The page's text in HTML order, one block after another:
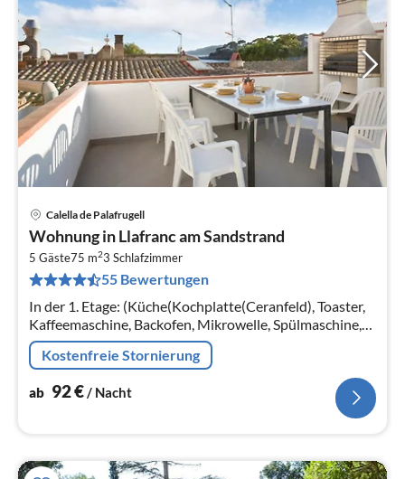
Calella de Palafrugell
Wohnung in Llafranc am Sandstrand
5 Gäste75 m23 Schlafzimmer
55 Bewertungen
In der 1. Etage: (Küche(Kochplatte(Ceranfeld), Toaster,
Kaffeemaschine, Backofen, Mikrowelle, Spülmaschine,
Kühlschrank, Tiefkühlschrank, ), Wohn/Esszimmer(TV,
Esstisch, Sitzecke)
Kostenfreie Stornierung
ab 92€/ Nacht